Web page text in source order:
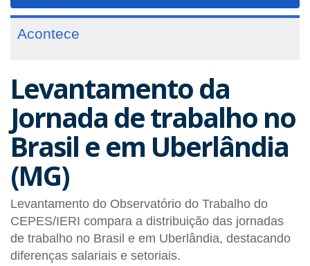
Acontece
Levantamento da
Jornada de trabalho no
Brasil e em Uberlândia
(MG)
Levantamento do Observatório do Trabalho do
CEPES/IERI compara a distribuição das jornadas
de trabalho no Brasil e em Uberlândia, destacando
diferenças salariais e setoriais.